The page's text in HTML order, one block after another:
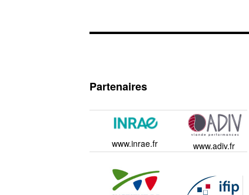
Partenaires
www.inrae.fr www.adiv.fr